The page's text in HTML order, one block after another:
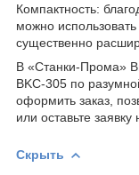
Компактность:
можно
существенно
В «Станки-Прома»
BKC-305 по
оформить заказ,
или оставьте заявку
Скрыть